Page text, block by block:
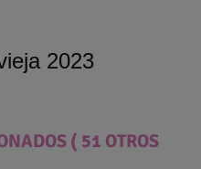
2023
( 51 OTROS